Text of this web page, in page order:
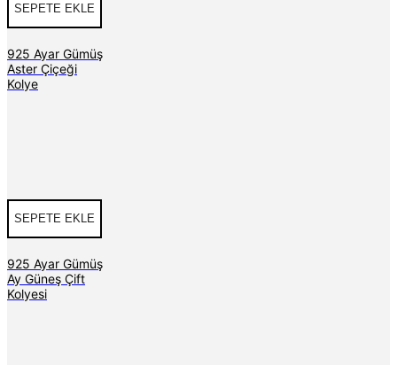
SEPETE EKLE
925 Ayar Gümüş
Aster Çiçeği
Kolye
SEPETE EKLE
925 Ayar Gümüş
Ay Güneş Çift
Kolyesi